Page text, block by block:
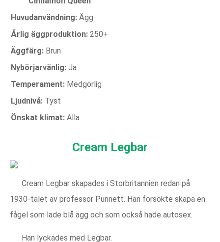
Huvudanvändning: Ägg
Årlig äggproduktion: 250+
Äggfärg: Brun
Nybörjarvänlig: Ja
Temperament: Medgörlig
Ljudnivå: Tyst
Önskat klimat: Alla
Cream Legbar
Cream Legbar skapades i Storbritannien redan på
1930-talet av professor Punnett. Han försökte skapa en
fågel som lade blå ägg och som också hade autosex.
Han lyckades med Legbar.